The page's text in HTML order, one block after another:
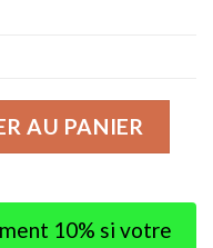
Lune Grossesse
AU PANIER
10% si votre